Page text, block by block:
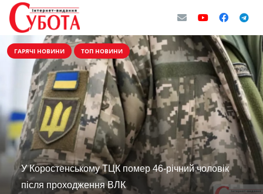
ГАРЯЧІ НОВИНИ ТОП НОВИНИ
У Коростенському ТЦК помер 46-річний чоловік
після проходження ВЛК